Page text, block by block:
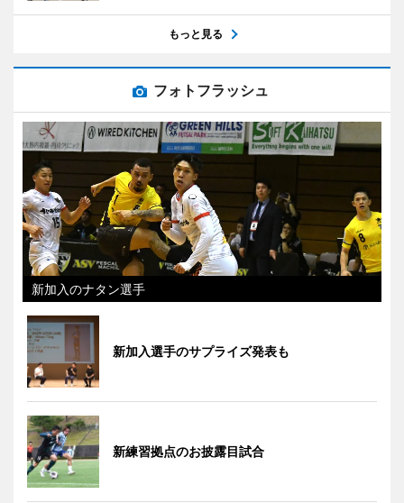
もっと見る
フォトフラッシュ
新加入のナタン選手
新加入選手のサプライズ発表も
新練習拠点のお披露目試合